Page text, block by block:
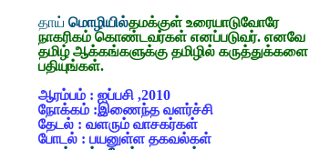
தாய் மொழியில்தமக்குள் உரையாடுவோரே
நாகரிகம் கொண்டவர்கள் எனப்படுவர். எனவே
தமிழ் ஆக்கங்களுக்கு தமிழில் கருத்துக்களை
பதியுங்கள்.
ஆரம்பம் : ஐப்பசி ,2010
நோக்கம் :இணைந்த வளர்ச்சி
தேடல் : வளரும் வாசகர்கள்
போடல் : பயனுள்ள தகவல்கள்